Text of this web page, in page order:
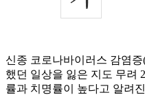
신종 코로나바이러스 감염
했던 일상을 잃은 지도 무려
률과 치명률이 높다고 알려